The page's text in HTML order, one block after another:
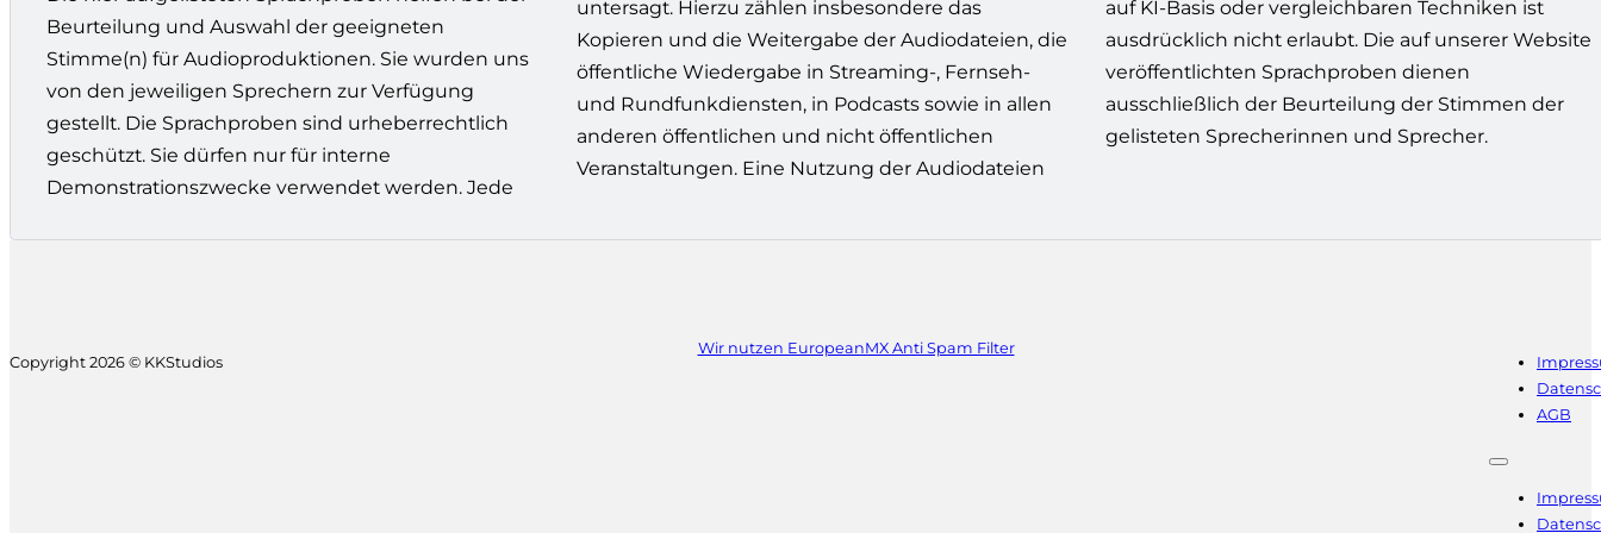
Beurteilung und Auswahl der geeigneten
Stimme(n) für Audioproduktionen. Sie wurden uns
von den jeweiligen Sprechern zur Verfügung
gestellt. Die Sprachproben sind urheberrechtlich
geschützt. Sie dürfen nur für interne
Demonstrationszwecke verwendet werden. Jede
untersagt. Hierzu zählen insbesondere das
Kopieren und die Weitergabe der Audiodateien, die
öffentliche Wiedergabe in Streaming-, Fernseh-
und Rundfunkdiensten, in Podcasts sowie in allen
anderen öffentlichen und nicht öffentlichen
Veranstaltungen. Eine Nutzung der Audiodateien
auf KI-Basis oder vergleichbaren Techniken ist
ausdrücklich nicht erlaubt. Die auf unserer Website
veröffentlichten Sprachproben dienen
ausschließlich der Beurteilung der Stimmen der
gelisteten Sprecherinnen und Sprecher.
Copyright 2026 © KKStudios
Wir nutzen EuropeanMX Anti Spam Filter
AGB